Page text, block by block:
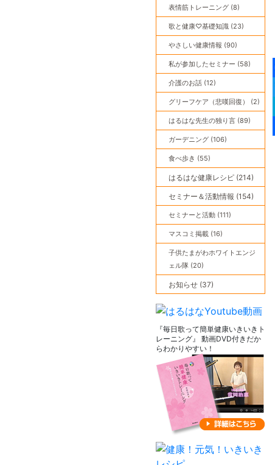
表情筋トレーニング (8)
歌と健康♡基礎知識 (23)
やさしい健康情報 (90)
私が参加したセミナー (58)
介護のお話 (12)
グリーフケア（悲嘆回復） (2)
はるはな先生の独り言 (89)
ガーデニング (106)
食べ歩き (55)
はるはな健康レシピ (214)
セミナー＆活動情報 (154)
セミナーと活動 (111)
マスコミ掲載 (16)
子供たまがわホワイトエンジ
ェル隊 (20)
お知らせ (37)
『毎日歌って簡単健康いきいきト
レーニング』 動画DVD付きだか
らわかりやすい！